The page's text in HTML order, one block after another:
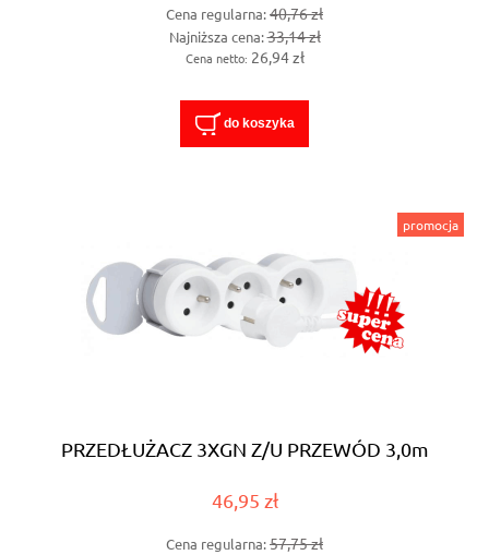
Cena regularna:40,76 zł
Najniższa cena:33,14 zł
Cena netto: 26,94 zł
do koszyka
PRZEDŁUŻACZ 3XGN Z/U PRZEWÓD 3,0m
46,95 zł
Cena regularna:57,75 zł
promocja